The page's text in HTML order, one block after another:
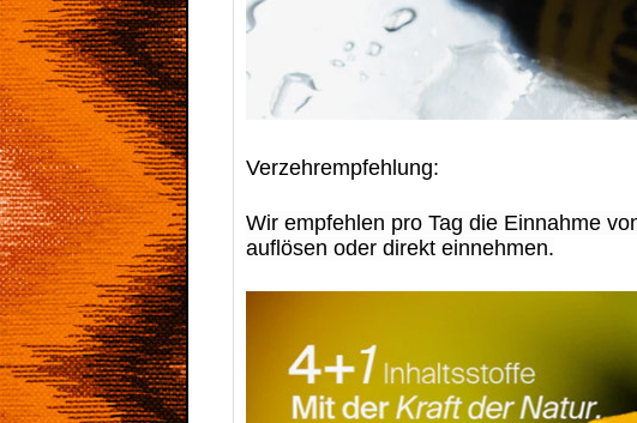
Verzehrempfehlung:
Wir empfehlen pro Tag die Einnahme
auflösen oder direkt einnehmen.